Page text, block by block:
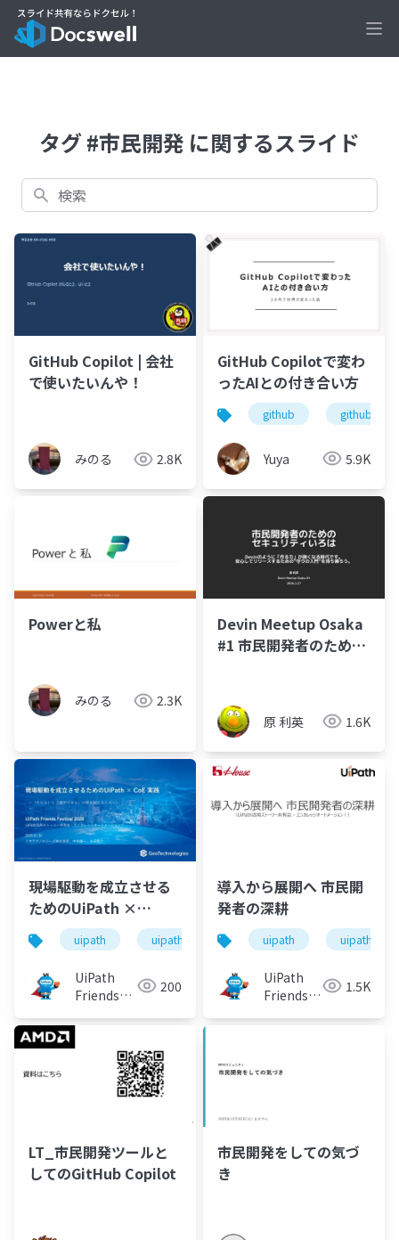
タグ #市民開発 に関するスライド
検索
GitHub Copilot | 会社
で使いたいんや！
みのる 2.8K
GitHub Copilotで変わ
ったAIとの付き合い方
github github
Yuya 5.9K
Powerと私
みのる 2.3K
Devin Meetup Osaka
#1 市民開発者のための
原 利英 1.6K
現場駆動を成立させる
ためのUiPath ×
CoE 実践 ～「作れる」
と「運用できる」の壁
を越えるために～
uipath uipathfriends
UiPath
Friends
200
導入から展開へ 市民開
発者の深耕
uipath
UiPath
Friends
1.5K
LT_市民開発ツールと
してのGitHub Copilot
市民開発をしての気づ
き